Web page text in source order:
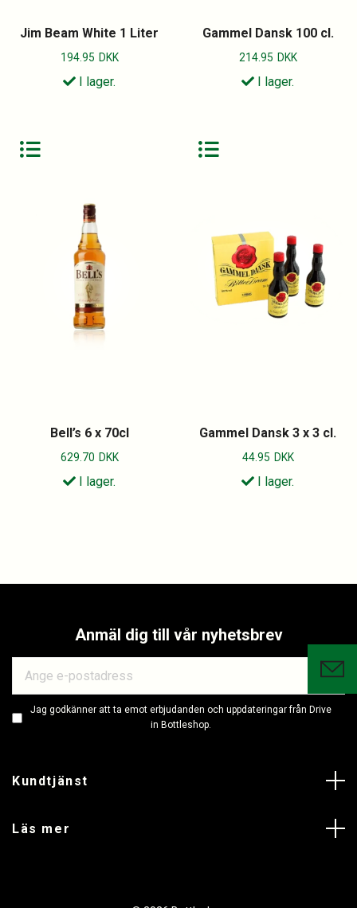
Jim Beam White 1 Liter
194.95 DKK
I lager.
Gammel Dansk 100 cl.
214.95 DKK
I lager.
Bell’s 6 x 70cl
629.70 DKK
I lager.
Gammel Dansk 3 x 3 cl.
44.95 DKK
I lager.
Anmäl dig till vår nyhetsbrev
Jag godkänner att ta emot erbjudanden och uppdateringar från Drive
in Bottleshop.
Kundtjänst
Läs mer